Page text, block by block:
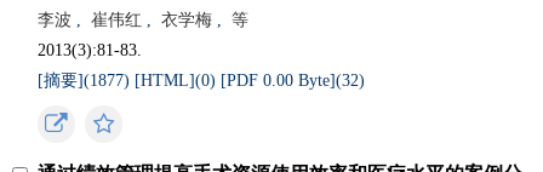
李波 , 崔伟红 , 衣学梅 ,
等
2013(3):81-83.
[摘要](1877) [HTML](0) [PDF 0.00 Byte](32)